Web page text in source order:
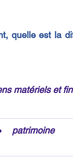
quelle est la
matériels et
patrimoine